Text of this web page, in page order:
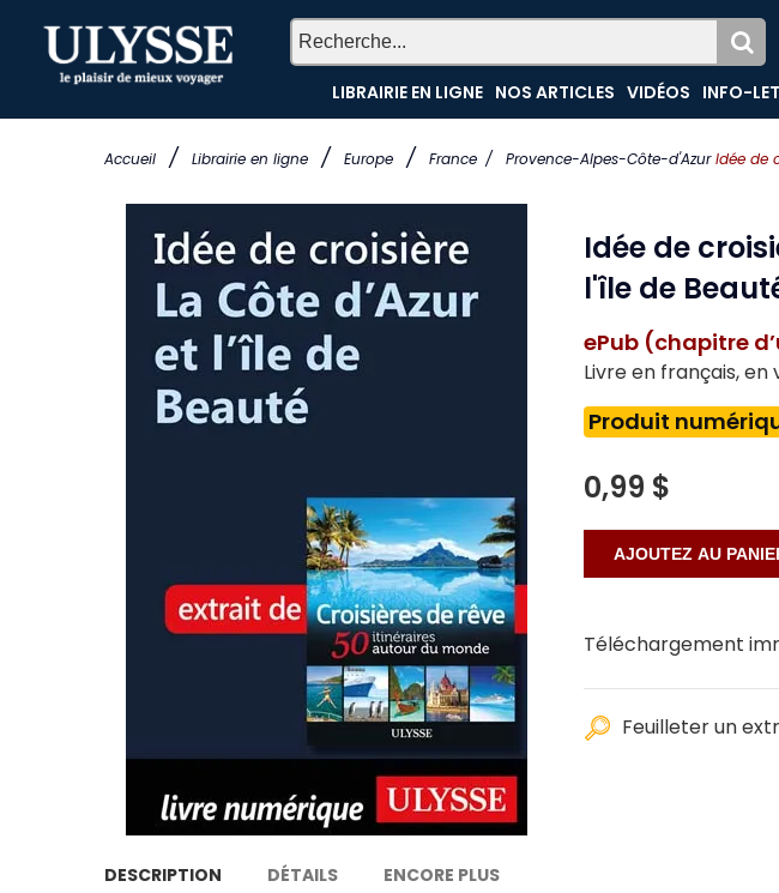
Accueil / Librairie en ligne / Europe / France / Provence-Alpes-Côte-d'Azur Idée de
LIBRAIRIE EN LIGNE NOS ARTICLES VIDÉOS INFO-
Idée de
l'île de
ePub (chapitre
Livre en français,
Produit
0,99 $
Téléchargement
Feuilleter un
DESCRIPTION DÉTAILS ENCORE PLUS